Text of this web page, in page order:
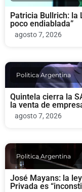
Patricia Bullrich: la
poco endiablada”
agosto 7, 2026
Politica Argentina
Quintela cierra la
la venta de
agosto 7, 2026
Politica Argentina
José Mayans: la
Privada es